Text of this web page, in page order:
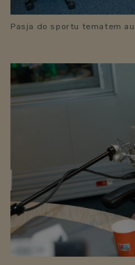
Pasja do sportu tematem